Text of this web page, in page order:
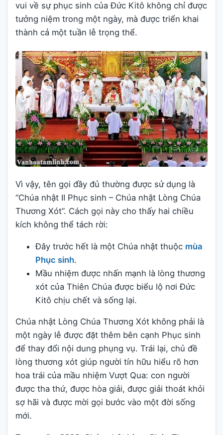
vui về sự phục sinh của Đức Kitô không chỉ được
tưởng niệm trong một ngày, mà được triển khai
thành cả một tuần lễ trọng thể.
Vì vậy, tên gọi đầy đủ thường được sử dụng là
“Chúa nhật II Phục sinh – Chúa nhật Lòng Chúa
Thương Xót”. Cách gọi này cho thấy hai chiều
kích không thể tách rời:
Đây trước hết là một Chúa nhật thuộc mùa
Phục sinh.
Mầu nhiệm được nhấn mạnh là lòng thương
xót của Thiên Chúa được biểu lộ nơi Đức
Kitô chịu chết và sống lại.
Chúa nhật Lòng Chúa Thương Xót không phải là
một ngày lễ được đặt thêm bên cạnh Phục sinh
để thay đổi nội dung phụng vụ. Trái lại, chủ đề
lòng thương xót giúp người tín hữu hiểu rõ hơn
hoa trái của mầu nhiệm Vượt Qua: con người
được tha thứ, được hòa giải, được giải thoát khỏi
sợ hãi và được mời gọi bước vào một đời sống
mới.